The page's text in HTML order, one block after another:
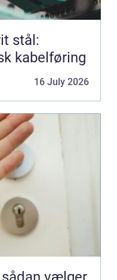
stål:
kabelføring
16 July 2026